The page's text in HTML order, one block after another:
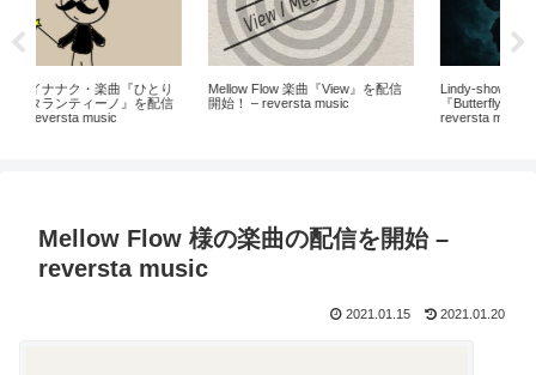
Lindy-showcase ミニアルバム
『Butterfly Effect』を配信開始！ –
reversta music
ナクナクイナナク 様の楽曲の配信
を開始 – reversta music
Mellow Flow 様の楽曲の配信を開始 –
reversta music
2021.01.15 2021.01.20